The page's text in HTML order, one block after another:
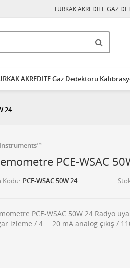
TÜRKAK AKREDİTE GAZ
AKREDİTE Gaz Dedektörü
24
Instruments™
PCE-WSAC
Kodu PCE-WSAC 50W 24
PCE-WSAC 50W 24 Radyo
izleme / 4 … 20 mA analog çıkış /